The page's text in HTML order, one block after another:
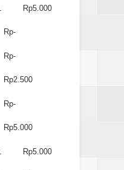
Rp5.000
Rp-
Rp-
Rp2.500
Rp-
Rp5.000
Rp5.000